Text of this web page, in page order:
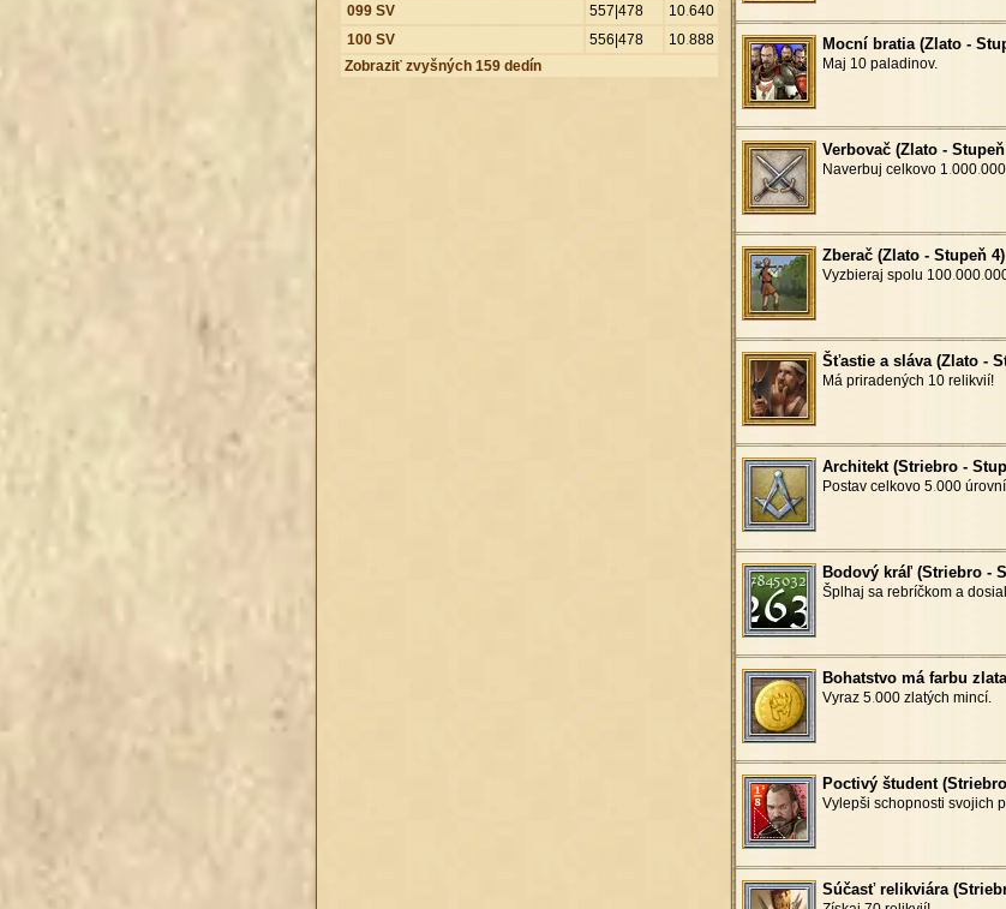
099 SV
557|478 10.640
100 SV
556|478 10.888
Zobraziť zvyšných 159 dedín
Mocní bratia (Zlato -
Maj 10 paladinov.
Verbovač (Zlato -
Naverbuj celkovo 1.000.
Zberač (Zlato - Stupeň 4)
Vyzbieraj spolu 100.000.
Šťastie a sláva (Zlato -
Má priradených 10 relikvií!
Architekt (Striebro -
Postav celkovo 5.000
Bodový kráľ (Striebro -
Šplhaj sa rebríčkom a
Bohatstvo má farbu
Vyraz 5.000 zlatých mincí.
Poctivý študent
Vylepši schopnosti svojich
Súčasť relikviára